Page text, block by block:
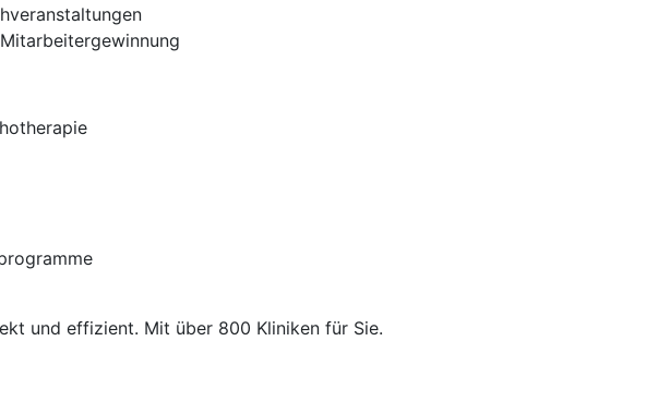
und effizient. Mit über 800 Kliniken für Sie.